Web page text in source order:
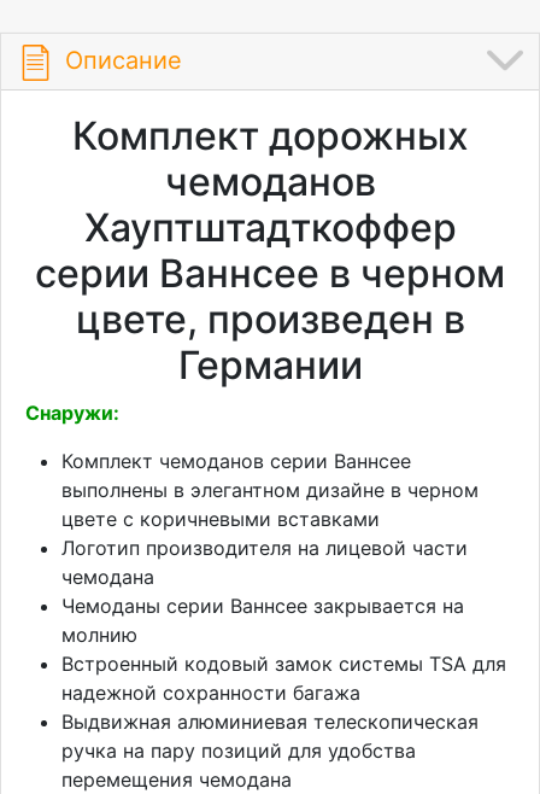
Описание
Комплект дорожных
чемоданов
Хауптштадткоффер
серии Ваннсее в черном
цвете, произведен в
Германии
Снаружи:
Комплект чемоданов серии Ваннсее
выполнены в элегантном дизайне в черном
цвете с коричневыми вставками
Логотип производителя на лицевой части
чемодана
Чемоданы серии Ваннсее закрывается на
молнию
Встроенный кодовый замок системы TSA для
надежной сохранности багажа
Выдвижная алюминиевая телескопическая
ручка на пару позиций для удобства
перемещения чемодана